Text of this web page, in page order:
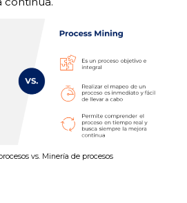
vs. Minería de procesos